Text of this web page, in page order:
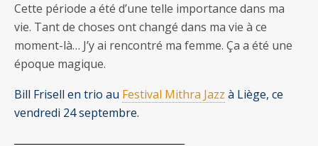
Cette période a été d’une telle importance dans ma
vie. Tant de choses ont changé dans ma vie à ce
moment-là… J’y ai rencontré ma femme. Ça a été une
époque magique.
Bill Frisell en trio au Festival Mithra Jazz à Liège, ce
vendredi 24 septembre.